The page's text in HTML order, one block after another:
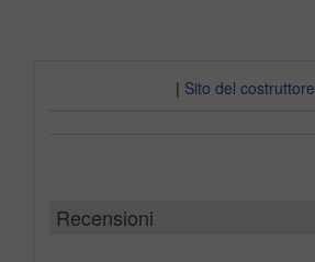
| Sito del costruttore
Recensioni